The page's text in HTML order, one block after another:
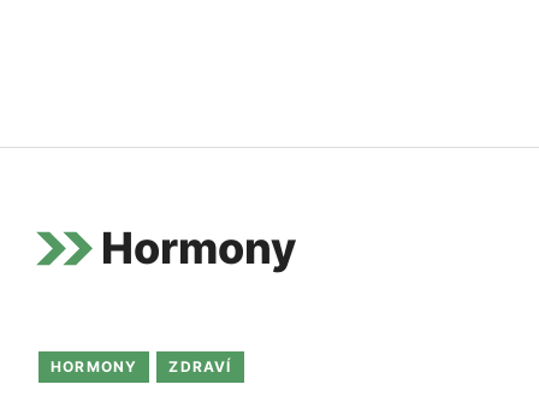
Hormony
HORMONY ZDRAVÍ